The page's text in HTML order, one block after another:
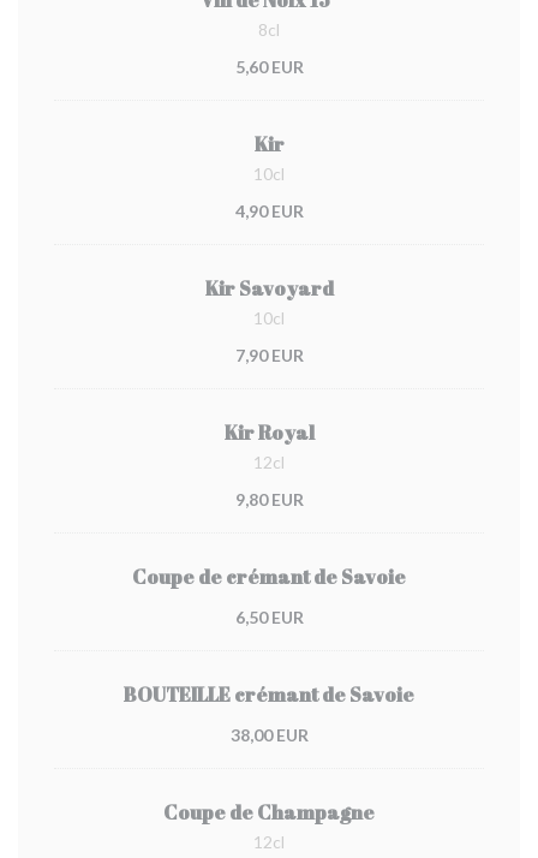
8cl
5,60 EUR
Kir
10cl
4,90 EUR
Kir Savoyard
10cl
7,90 EUR
Kir Royal
12cl
9,80 EUR
Coupe de crémant de Savoie
6,50 EUR
BOUTEILLE crémant de Savoie
38,00 EUR
Coupe de Champagne
12cl